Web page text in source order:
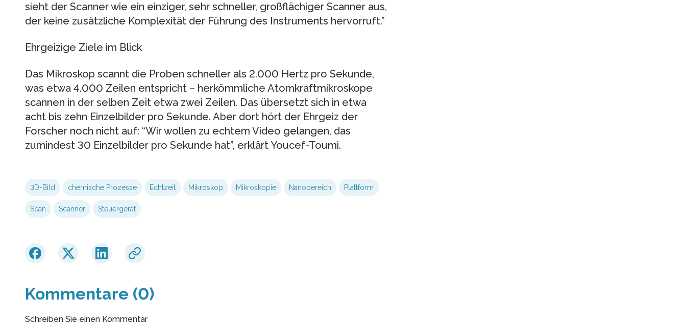
sieht der Scanner wie ein einziger, sehr schneller, großflächiger Scanner aus,
der keine zusätzliche Komplexität der Führung des Instruments hervorruft.”
Ehrgeizige Ziele im Blick
Das Mikroskop scannt die Proben schneller als 2.000 Hertz pro Sekunde,
was etwa 4.000 Zeilen entspricht – herkömmliche Atomkraftmikroskope
scannen in der selben Zeit etwa zwei Zeilen. Das übersetzt sich in etwa
acht bis zehn Einzelbilder pro Sekunde. Aber dort hört der Ehrgeiz der
Forscher noch nicht auf: “Wir wollen zu echtem Video gelangen, das
zumindest 30 Einzelbilder pro Sekunde hat”, erklärt Youcef-Toumi.
3D-Bild chemische Prozesse Echtzeit Mikroskop Mikroskopie Nanobereich Plattform
Scan Scanner Steuergerät
Kommentare (0)
Schreiben Sie einen Kommentar